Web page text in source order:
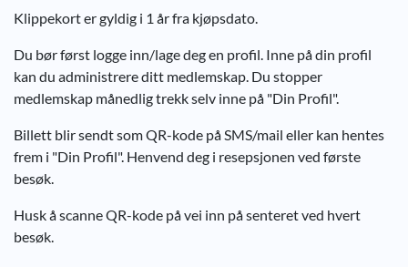
Klippekort er gyldig i 1 år fra kjøpsdato.
Du bør først logge inn/lage deg en profil. Inne på din profil
kan du administrere ditt medlemskap. Du stopper
medlemskap månedlig trekk selv inne på "Din Profil".
Billett blir sendt som QR-kode på SMS/mail eller kan hentes
frem i "Din Profil". Henvend deg i resepsjonen ved første
besøk.
Husk å scanne QR-kode på vei inn på senteret ved hvert
besøk.